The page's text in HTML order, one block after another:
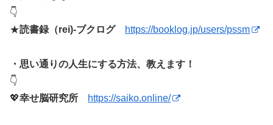
👇
★読書録（rei)-ブクログ https://booklog.jp/users/pssm
・思い通りの人生にする方法、教えます！
👇
💖幸せ脳研究所 https://saiko.online/